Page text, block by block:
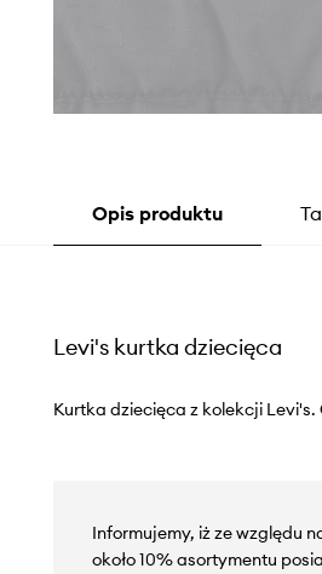
Opis produktu
Levi's kurtka dziecięca
Kurtka dziecięca z kolekcji
Informujemy, iż ze względu
około 10% asortymentu